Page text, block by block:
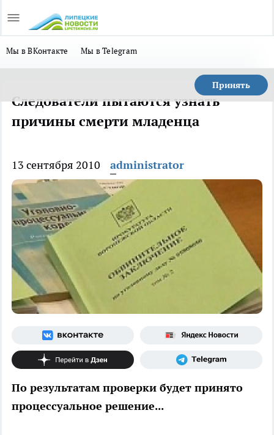
Мы в ВКонтакте Мы в Telegram
Принять
Следователи пытаются узнать
причины смерти младенца
13 сентября 2010 administrator
По результатам проверки будет принято
процессуальное решение...